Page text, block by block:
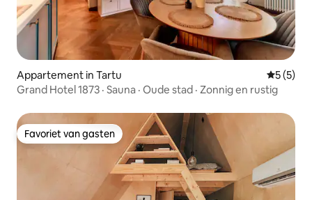
Appartement in Tartu
5 (5)
Grand Hotel 1873 · Sauna · Oude stad · Zonnig en rustig
Favoriet van gasten
Favoriet van gasten